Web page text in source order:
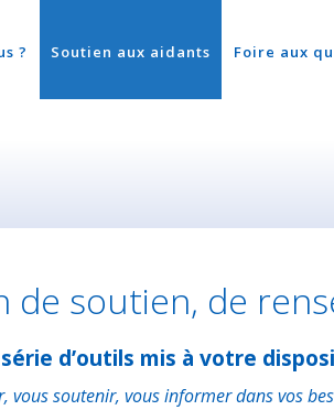
? Soutien aux aidants Foire aux
de soutien, de
d’outils mis à votre
vous soutenir, vous informer dans vos